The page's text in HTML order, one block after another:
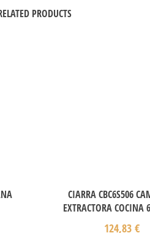
PRODUCTS
CIARRA CBC6S506
EXTRACTORA COCINA
124,83 €